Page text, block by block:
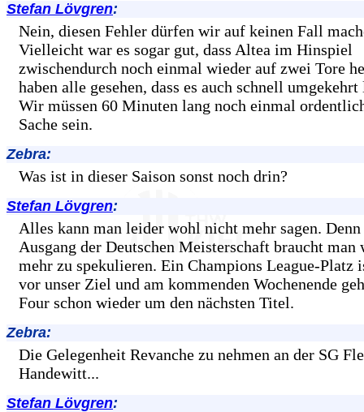
Stefan Lövgren:
Nein, diesen Fehler dürfen wir auf keinen Fall
Vielleicht war es sogar gut, dass Altea im Hinspiel
zwischendurch noch einmal wieder auf zwei Tore
haben alle gesehen, dass es auch schnell
Wir müssen 60 Minuten lang noch einmal
Sache sein.
Zebra:
Was ist in dieser Saison sonst noch drin?
Stefan Lövgren:
Alles kann man leider wohl nicht mehr sagen. Denn
Ausgang der Deutschen Meisterschaft braucht
mehr zu spekulieren. Ein Champions League-Platz
vor unser Ziel und am kommenden Wochenende
Four schon wieder um den nächsten Titel.
Zebra:
Die Gelegenheit Revanche zu nehmen an der SG
Handewitt...
Stefan Lövgren: